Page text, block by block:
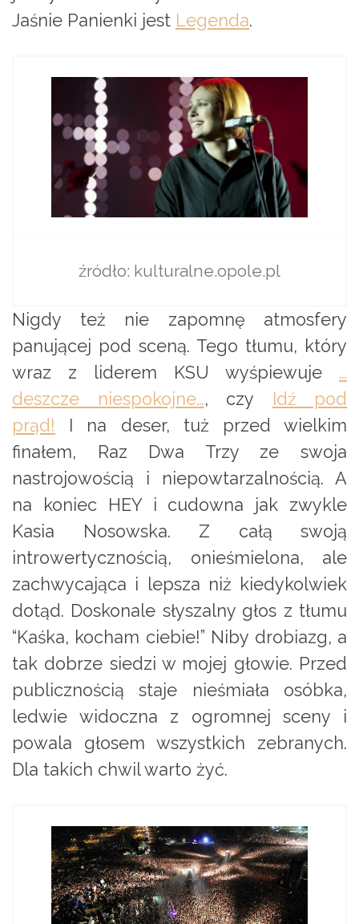
Jaśnie Panienki jest Legenda.
źródło: kulturalne.opole.pl
Nigdy też nie zapomnę atmosfery
panującej pod sceną. Tego tłumu, który
wraz z liderem KSU wyśpiewuje …
deszcze niespokojne…, czy Idź pod
prąd! I na deser, tuż przed wielkim
finałem, Raz Dwa Trzy ze swoja
nastrojowością i niepowtarzalnością. A
na koniec HEY i cudowna jak zwykle
Kasia Nosowska. Z całą swoją
introwertycznością, onieśmielona, ale
zachwycająca i lepsza niż kiedykolwiek
dotąd. Doskonale słyszalny głos z tłumu
“Kaśka, kocham ciebie!” Niby drobiazg, a
tak dobrze siedzi w mojej głowie. Przed
publicznością staje nieśmiała osóbka,
ledwie widoczna z ogromnej sceny i
powala głosem wszystkich zebranych.
Dla takich chwil warto żyć.